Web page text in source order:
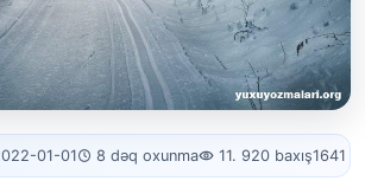
01-01 8 dəq oxunma 11. 920 baxış1641